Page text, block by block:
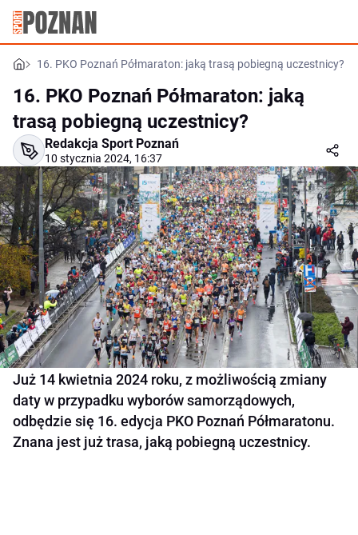
16. PKO Poznań Półmaraton: jaką trasą pobiegną uczestnicy?
16. PKO Poznań Półmaraton: jaką
trasą pobiegną uczestnicy?
Redakcja Sport Poznań
10 stycznia 2024, 16:37
Już 14 kwietnia 2024 roku, z możliwością zmiany
daty w przypadku wyborów samorządowych,
odbędzie się 16. edycja PKO Poznań Półmaratonu.
Znana jest już trasa, jaką pobiegną uczestnicy.